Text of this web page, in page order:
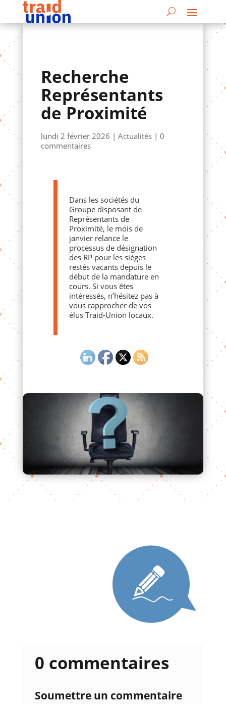
Recherche
Représentants
de Proximité
lundi 2 février 2026 | Actualités| 0
commentaires
Dans les sociétés du
Groupe disposant de
Représentants de
Proximité, le mois de
janvier relance le
processus de désignation
des RP pour les sièges
restés vacants depuis le
début de la mandature en
cours. Si vous êtes
intéressés, n’hésitez pas à
vous rapprocher de vos
élus Traid-Union locaux.
0 commentaires
Soumettre un commentaire